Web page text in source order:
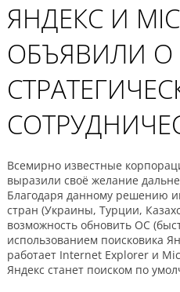
ЯНДЕКС И
ОБЪЯВИЛИ О
Всемирно известные
выразили своё желание
Благодаря данному решению
стран (Украины, Турции,
возможность обновить ОС
использованием поисковика
работает Internet Explorer и
Яндекс станет поиском по